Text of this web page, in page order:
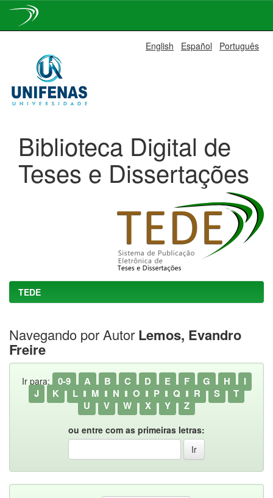
navigation
English Español Português
Biblioteca Digital de
Teses e Dissertações
TEDE
Navegando por Autor Lemos, Evandro
Freire
Ir para: 0-9 A B C D E F G H
I
J
K L M N O P Q R S
T
U
V W X Y Z
ou entre com as primeiras letras: